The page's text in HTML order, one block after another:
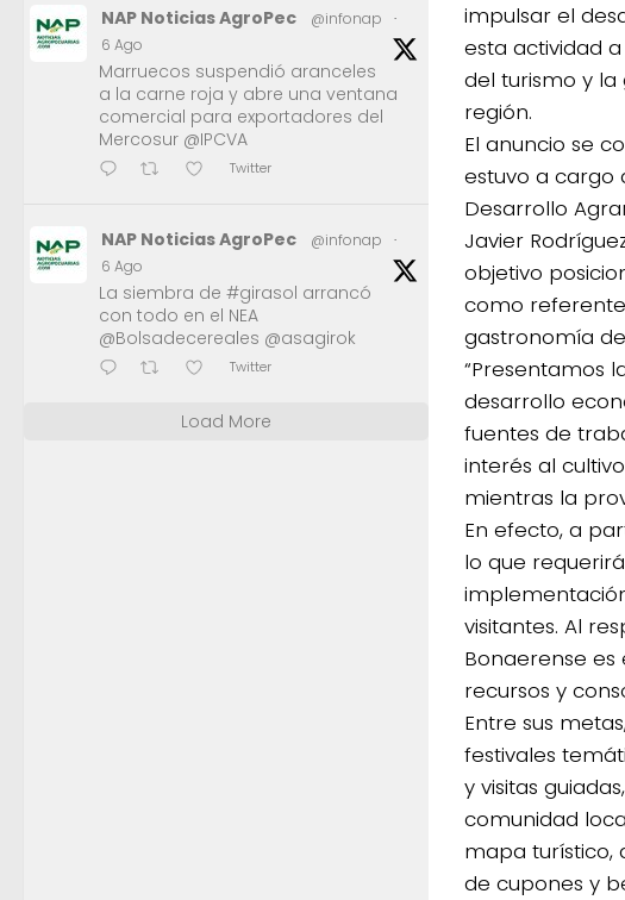
impulsar el
esta actividad
del turismo y
región.
El anuncio se
estuvo a cargo
Desarrollo
Javier
objetivo
como
gastronomía
“Presentamos
desarrollo
fuentes de
interés al
mientras la
En efecto, a
lo que
visitantes. Al
Bonaerense
recursos y
Entre sus
festivales
y visitas
comunidad
mapa turístico,
de cupones y
NAP Noticias AgroPec @infonap
·
6 Ago
Marruecos suspendió aranceles
a la carne roja y abre una ventana
comercial para exportadores del
Mercosur @IPCVA
Twitter
NAP Noticias AgroPec @infonap
·
6 Ago
La siembra de #girasol arrancó
con todo en el NEA
@Bolsadecereales @asagirok
Twitter
Load More